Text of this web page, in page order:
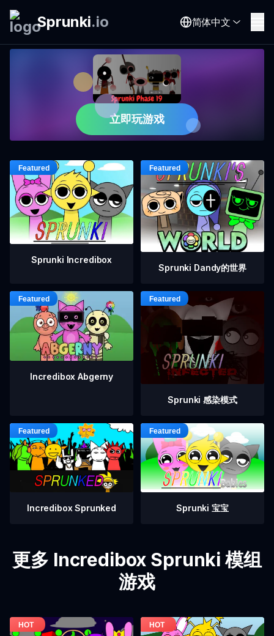
Sprunki.io 简体中文
立即玩游戏
Sprunki Incredibox
Sprunki Dandy的世界
Incredibox Abgerny
Sprunki 感染模式
Incredibox Sprunked Sprunki 宝宝
更多 Incredibox Sprunki 模组
游戏